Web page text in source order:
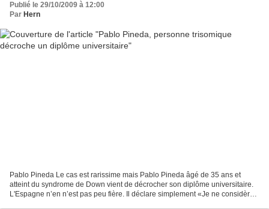
Publié le 29/10/2009 à 12:00
Par Hern
Pablo Pineda Le cas est rarissime mais Pablo Pineda âgé de 35 ans et
atteint du syndrome de Down vient de décrocher son diplôme universitaire.
L'Espagne n’en n’est pas peu fière. Il déclare simplement «Je ne considère